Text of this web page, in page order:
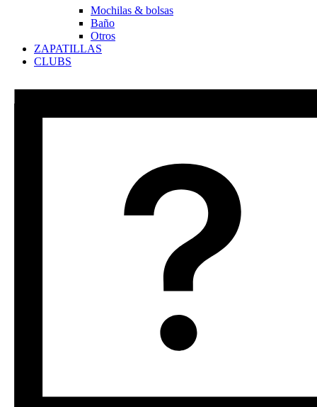
Mochilas & bolsas
Baño
Otros
ZAPATILLAS
CLUBS